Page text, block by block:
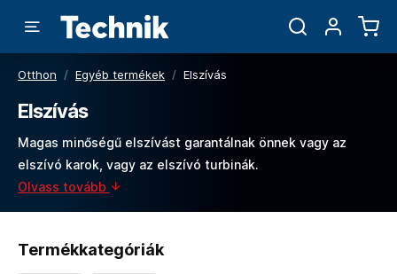
Otthon / Egyéb termékek / Elszívás
Elszívás
Magas minőségű elszívást garantálnak önnek vagy az
elszívó karok, vagy az elszívó turbinák.
Olvass tovább
Termékkategóriák